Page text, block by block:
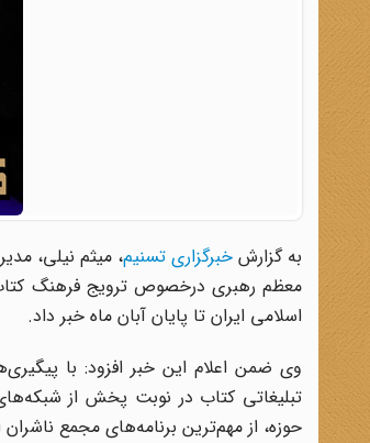
به گزارشخبرگزاری تسنیم، میثم نیلی،
معظم رهبری درخصوص ترویج فرهنگ کتاب
اسلامی ایران تا پایان آبان ماه خبر داد.
وی ضمن اعلام این خبر افزود: با
تبلیغاتی کتاب در نوبت پخش از
حوزه، از مهم‌ترین برنامه‌های مجمع